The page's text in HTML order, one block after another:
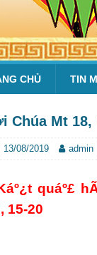
CHỦ TIN
Chúa Mt
13/08/2019 admin